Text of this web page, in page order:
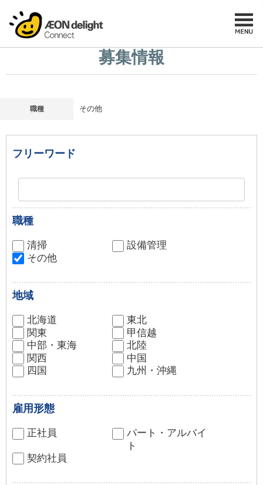
募集情報
職種 その他
フリーワード
職種
清掃
設備管理
その他
地域
北海道
東北
関東
甲信越
中部・東海
北陸
関西
中国
四国
九州・沖縄
雇用形態
正社員
パート・アルバイ
ト
契約社員